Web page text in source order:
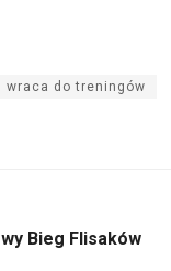
wraca do treningów
Bieg Flisaków